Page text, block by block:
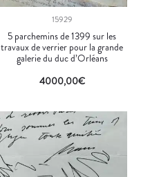
15929
5 parchemins de 1399 sur les
travaux de verrier pour la grande
galerie du duc d’Orléans
4000,00€